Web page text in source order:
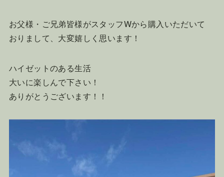
お父様・ご兄弟皆様がスタッフWから購入いただいて
おりまして、大変嬉しく思います！
ハイゼットのある生活
大いに楽しんで下さい！
ありがとうございます！！